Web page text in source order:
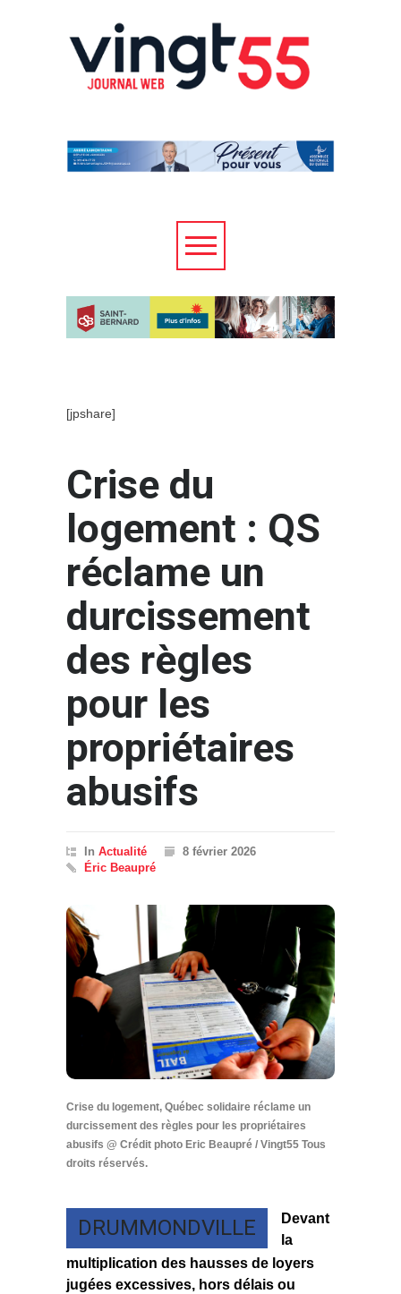
[jpshare]
Crise du
logement : QS
réclame un
durcissement
des règles
pour les
propriétaires
abusifs
In Actualité
8 février 2026
Éric Beaupré
Crise du logement, Québec solidaire réclame un
durcissement des règles pour les propriétaires
abusifs @ Crédit photo Eric Beaupré / Vingt55 Tous
droits réservés.
DRUMMONDVILLE
Devant
la
multiplication des hausses de loyers
jugées excessives, hors délais ou